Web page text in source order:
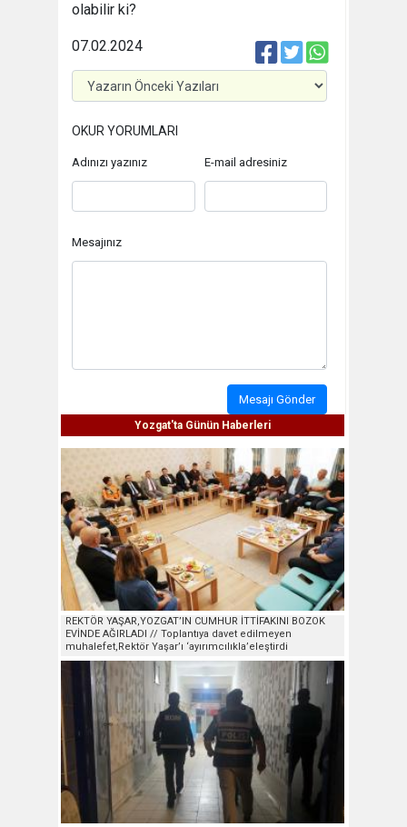
olabilir ki?
07.02.2024
OKUR YORUMLARI
Adınızı yazınız E-mail adresiniz
Mesajınız
Mesajı Gönder
Yozgat'ta Günün Haberleri
REKTÖR YAŞAR,YOZGAT’IN CUMHUR İTTİFAKINI BOZOK
EVİNDE AĞIRLADI // Toplantıya davet edilmeyen
muhalefet,Rektör Yaşar’ı ‘ayırımcılıkla’eleştirdi